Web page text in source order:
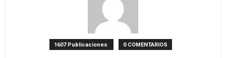
1607 Publicaciones 0 COMENTARIOS